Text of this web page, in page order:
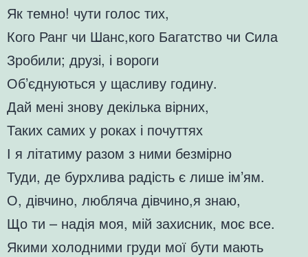
Як темно! чути голос тих,
Кого Ранг чи Шанс,кого Багатство чи Сила
Зробили; друзі, і вороги
Об’єднуються у щасливу годину.
Дай мені знову декілька вірних,
Таких самих у роках і почуттях
І я літатиму разом з ними безмірно
Туди, де бурхлива радість є лише ім’ям.
О, дівчино, любляча дівчино,я знаю,
Що ти – надія моя, мій захисник, моє все.
Якими холодними груди мої бути мають